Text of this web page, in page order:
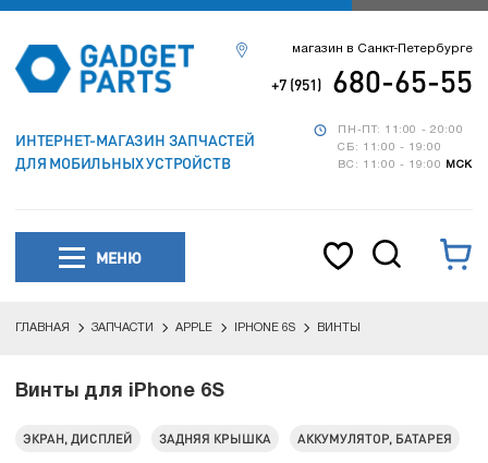
ИНТЕРНЕТ-МАГАЗИН ЗАПЧАСТЕЙ
ДЛЯ МОБИЛЬНЫХ УСТРОЙСТВ
ПН-ПТ: 11:00 - 20:00
СБ: 11:00 - 19:00
ВС: 11:00 - 19:00
МСК
магазин в Санкт-Петербурге
+7 (951) 680-65-55
МЕНЮ
ГЛАВНАЯ ЗАПЧАСТИ APPLE IPHONE 6S ВИНТЫ
Винты для iPhone 6S
ЭКРАН, ДИСПЛЕЙ ЗАДНЯЯ КРЫШКА АККУМУЛЯТОР, БАТАРЕЯ